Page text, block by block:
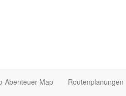
Abenteuer-Map Routenplanungen